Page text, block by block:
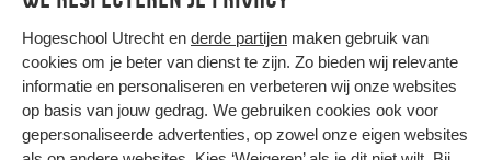
Hogeschool Utrecht en derde partijen maken gebruik van
cookies om je beter van dienst te zijn. Zo bieden wij relevante
informatie en personaliseren en verbeteren wij onze websites
op basis van jouw gedrag. We gebruiken cookies ook voor
gepersonaliseerde advertenties, op zowel onze eigen websites
Werken bij de HU
Contact
Master
Post-master
Studiekeuze deeltijd
HU International
HU Bibliotheek
HU Ontwikkelt
Duurzame HU
Hier komt alles samen